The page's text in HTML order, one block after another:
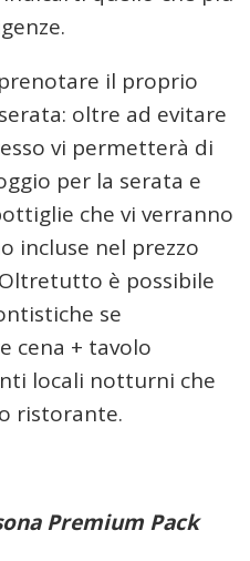
il proprio
oltre ad evitare
vi permetterà di
per la serata e
che vi verranno
incluse nel prezzo
è possibile
se
cena + tavolo
locali notturni che
ristorante.
Premium Pack